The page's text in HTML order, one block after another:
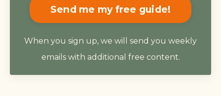
Send me my free guide!
When you sign up, we will send you weekly
emails with additional free content.